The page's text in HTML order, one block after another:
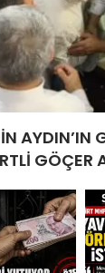
AYDIN’IN
GÖÇER